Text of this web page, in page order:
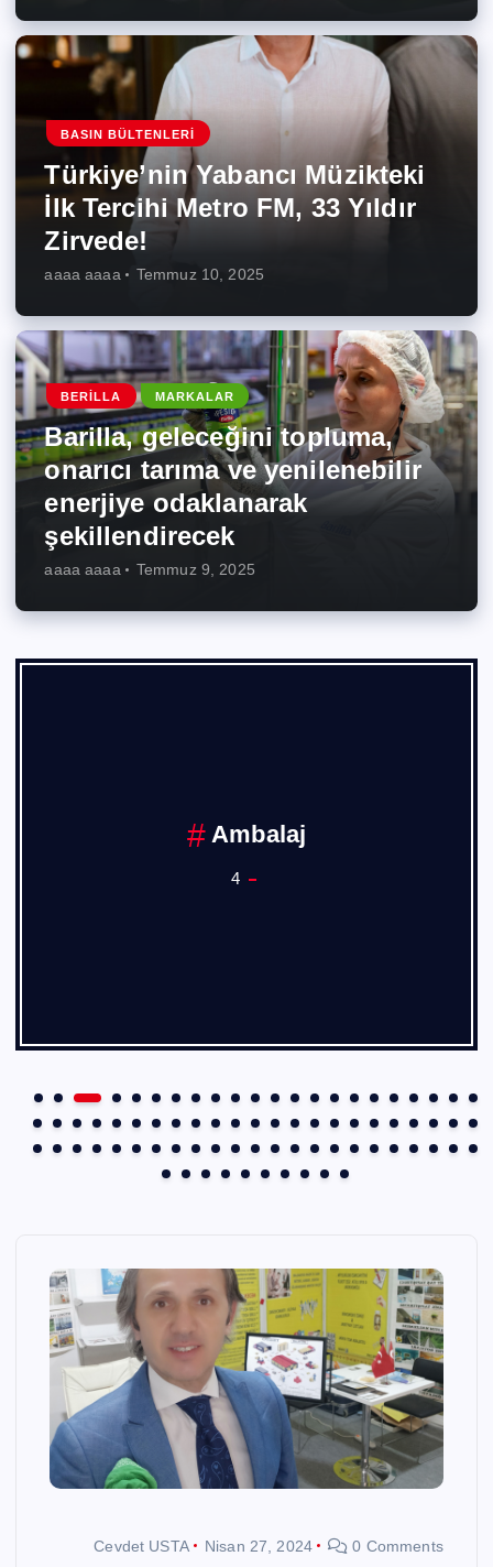
BASIN BÜLTENLERI
Türkiye’nin Yabancı Müzikteki
İlk Tercihi Metro FM, 33 Yıldır
Zirvede!
aaaa aaaa Temmuz 10, 2025
BERILLA MARKALAR
Barilla, geleceğini topluma,
onarıcı tarıma ve yenilenebilir
enerjiye odaklanarak
şekillendirecek
aaaa aaaa Temmuz 9, 2025
Ambalaj
4
Cevdet USTA Nisan 27, 2024 0 Comments